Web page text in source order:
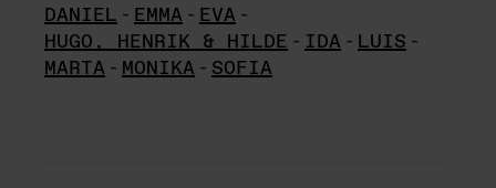
DANIEL - EMMA - EVA -
HUGO, HENRIK & HILDE - IDA - LUIS -
MARTA - MONIKA - SOFIA